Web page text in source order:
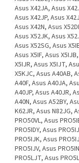
Asus X42JA, Asus
Asus X42JP, Asus
Asus X42N, Asus
Asus X52JK, Asus
Asus X52SG, Asus
Asus X5IF, Asus
X5IJR, Asus X5IJT,
X5KJC, Asus A40AB,
A40F, Asus A40JA,
A40JP, Asus A40JR,
A40N, Asus A52BY,
K62JR, Asus N82JG,
PRO50VL, Asus
PRO5IDY, Asus
PRO5IJK, Asus
PRO5IJV, Asus
PRO5LJT, Asus